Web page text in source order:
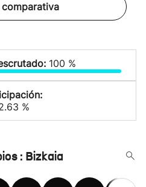
100 %
%
: Bizkaia